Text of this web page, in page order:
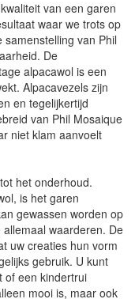
van een garen
waar we trots op
van Phil
De
alpacawol is een
Alpacavezels zijn
en tegelijkertijd
van Phil Mosaique
niet klam aanvoelt
het onderhoud.
is het garen
gewassen worden op
waarderen. De
uw creaties hun vorm
gebruik. U kunt
of een kindertrui
mooi is, maar ook